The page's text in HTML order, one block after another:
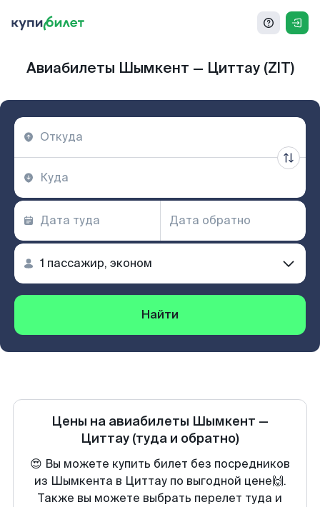
Авиабилеты Шымкент — Циттау (ZIT)
Найти
Цены на авиабилеты Шымкент —
Циттау (туда и обратно)
😍 Вы можете купить билет без посредников
из Шымкента в Циттау по выгодной цене🙌.
Также вы можете выбрать перелет туда и